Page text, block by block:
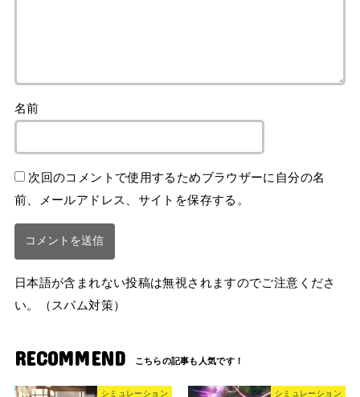
名前
次回のコメントで使用するためブラウザーに自分の名
前、メールアドレス、サイトを保存する。
日本語が含まれない投稿は無視されますのでご注意くださ
い。（スパム対策）
RECOMMEND
シミュレーション シミュレーション